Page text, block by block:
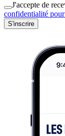
J'accepte de
confidentialité
S'inscrire